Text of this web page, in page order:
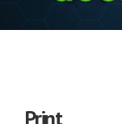
Print